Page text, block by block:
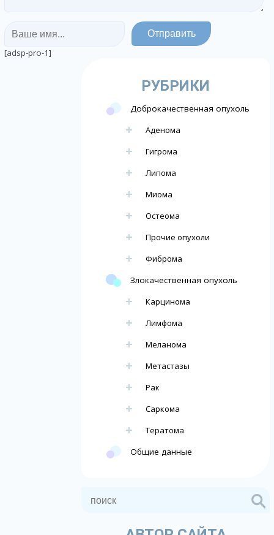
[adsp-pro-1]
РУБРИКИ
Доброкачественная опухоль
Аденома
Гигрома
Липома
Миома
Остеома
Прочие опухоли
Фиброма
Злокачественная опухоль
Карцинома
Лимфома
Меланома
Метастазы
Рак
Саркома
Тератома
Общие данные